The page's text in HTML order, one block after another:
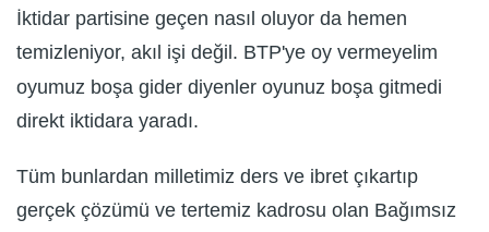
İktidar partisine geçen nasıl oluyor da hemen
temizleniyor, akıl işi değil. BTP'ye oy vermeyelim
oyumuz boşa gider diyenler oyunuz boşa gitmedi
direkt iktidara yaradı.
Tüm bunlardan milletimiz ders ve ibret çıkartıp
gerçek çözümü ve tertemiz kadrosu olan Bağımsız